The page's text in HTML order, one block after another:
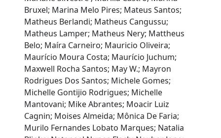
Bruxel; Marina Melo Pires; Mateus Santos;
Matheus Berlandi; Matheus Cangussu;
Matheus Lamper; Matheus Nery; Mattheus
Belo; Maíra Carneiro; Mauricio Oliveira;
Maurício Moura Costa; Maurício Juchum;
Maxwell Rocha Santos; May W.; Mayron
Rodrigues Dos Santos; Michele Gomes;
Michelle Gontijio Rodrigues; Michelle
Mantovani; Mike Abrantes; Moacir Luiz
Cagnin; Moises Almeida; Mônica De Faria;
Murilo Fernandes Lobato Marques; Natalia